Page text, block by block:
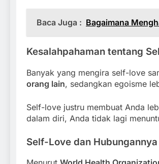
Baca Juga : Bagaimana
Kesalahpahaman tentang
Banyak yang mengira self-love
orang lain, sedangkan egoisme
Self-love justru membuat Anda
dalam diri, Anda tidak lagi
Self-Love dan